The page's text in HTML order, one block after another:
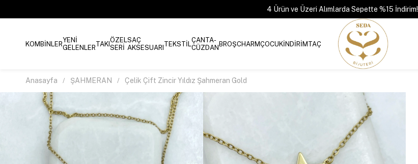
4 Ürün ve Üzeri Alımlarda Sepette %15 İndirim!
KOMBİNLERYENİ
GELENLERTAKIÖZEL
SERİ
SAÇ
AKSESUARI TEKSTİLÇANTA-
CÜZDANBROŞCHARMÇOCUKİNDİRİMTAÇ
Anasayfa ŞAHMERAN Çelik Çift Zincir Yıldız Şahmeran Gold